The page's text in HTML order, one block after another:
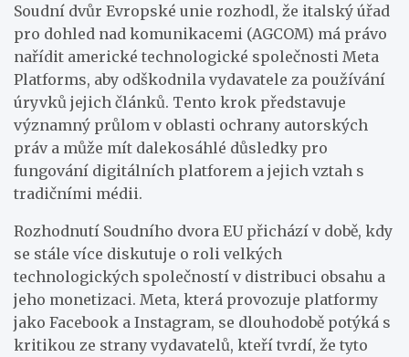
Soudní dvůr Evropské unie rozhodl, že italský úřad
pro dohled nad komunikacemi (AGCOM) má právo
nařídit americké technologické společnosti Meta
Platforms, aby odškodnila vydavatele za používání
úryvků jejich článků. Tento krok představuje
významný průlom v oblasti ochrany autorských
práv a může mít dalekosáhlé důsledky pro
fungování digitálních platforem a jejich vztah s
tradičními médii.
Rozhodnutí Soudního dvora EU přichází v době, kdy
se stále více diskutuje o roli velkých
technologických společností v distribuci obsahu a
jeho monetizaci. Meta, která provozuje platformy
jako Facebook a Instagram, se dlouhodobě potýká s
kritikou ze strany vydavatelů, kteří tvrdí, že tyto